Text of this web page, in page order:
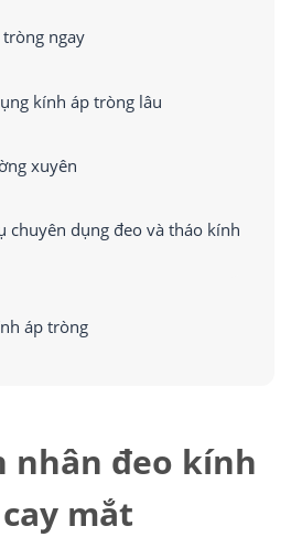
ngay
kính áp tròng lâu
xuyên
chuyên dụng đeo và tháo kính
áp tròng
nhân đeo kính
mắt